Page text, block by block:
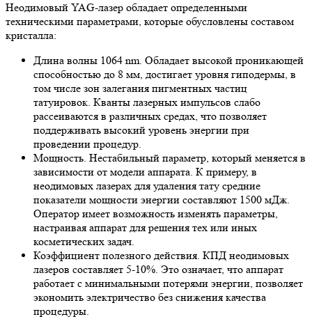
Неодимовый YAG-лазер обладает определенными
техническими параметрами, которые обусловлены составом
кристалла:
Длина волны 1064 nm. Обладает высокой проникающей
способностью до 8 мм, достигает уровня гиподермы, в
том числе зон залегания пигментных частиц
татуировок. Кванты лазерных импульсов слабо
рассеиваются в различных средах, что позволяет
поддерживать высокий уровень энергии при
проведении процедур.
Мощность. Нестабильный параметр, который меняется в
зависимости от модели аппарата. К примеру, в
неодимовых лазерах для удаления тату средние
показатели мощности энергии составляют 1500 мДж.
Оператор имеет возможность изменять параметры,
настраивая аппарат для решения тех или иных
косметических задач.
Коэффициент полезного действия. КПД неодимовых
лазеров составляет 5-10%. Это означает, что аппарат
работает с минимальными потерями энергии, позволяет
экономить электричество без снижения качества
процедуры.